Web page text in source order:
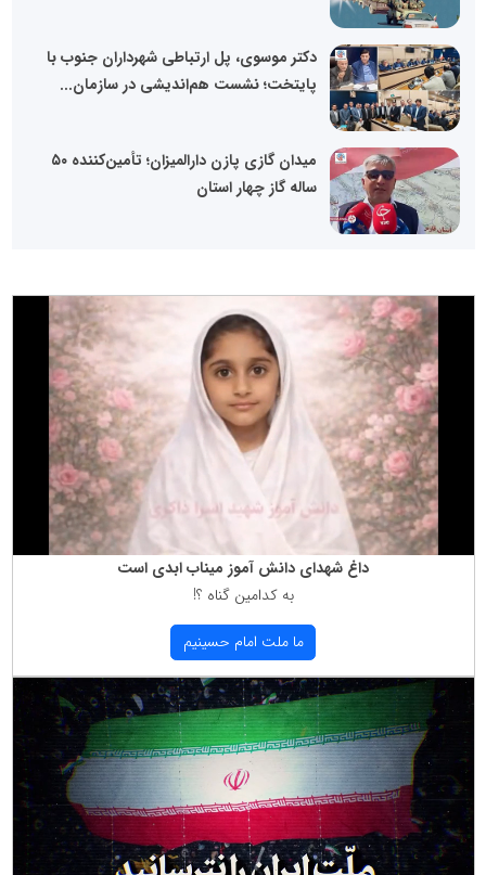
دکتر موسوی، پل ارتباطی شهرداران جنوب با
پایتخت؛ نشست هم‌اندیشی در سازمان...
میدان گازی پازن دارالمیزان؛ تأمین‌کننده ۵۰
ساله گاز چهار استان
داغ شهدای دانش آموز میناب ابدی است
به كدامین گناه ؟!
ما ملت امام حسینیم